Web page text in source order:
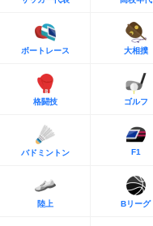
ボートレース 大相撲
格闘技 ゴルフ
バドミントン F1
陸上 Bリーグ